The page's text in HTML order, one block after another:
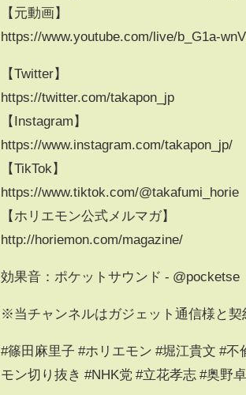
【元動画】
https://www.youtube.com/live/b_G1a-
【Twitter】
https://twitter.com/takapon_jp
【Instagram】
https://www.instagram.com/takapon_jp/
【TikTok】
https://www.tiktok.com/@takafumi_horie
【ホリエモン公式メルマガ】
http://horiemon.com/magazine/
効果音：ポケットサウンド - @pocketse
※当チャンネルはガジェット通信様と契
#篠田麻里子 #ホリエモン #堀江貴文 #不
モン切り抜き #NHK党 #立花孝志 #奥野